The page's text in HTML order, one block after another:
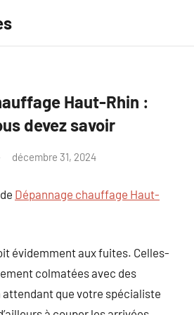
Haut-Rhin :
devez savoir
décembre 31, 2024
Dépannage chauffage Haut-
évidemment aux fuites. Celles-
colmatées avec des
attendant que votre spécialiste